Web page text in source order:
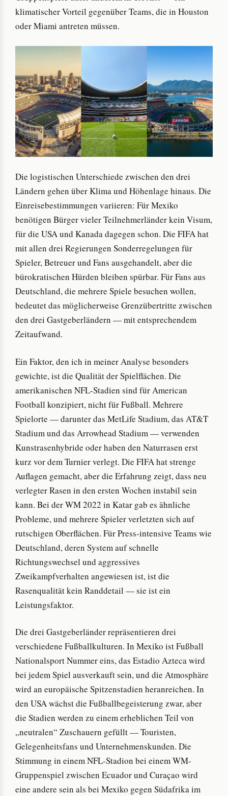
klimatischer Vorteil gegenüber Teams, die in Houston
oder Miami antreten müssen.
Die logistischen Unterschiede zwischen den drei
Ländern gehen über Klima und Höhenlage hinaus. Die
Einreisebestimmungen variieren: Für Mexiko
benötigen Bürger vieler Teilnehmerländer kein Visum,
für die USA und Kanada dagegen schon. Die FIFA hat
mit allen drei Regierungen Sonderregelungen für
Spieler, Betreuer und Fans ausgehandelt, aber die
bürokratischen Hürden bleiben spürbar. Für Fans aus
Deutschland, die mehrere Spiele besuchen wollen,
bedeutet das möglicherweise Grenzübertritte zwischen
den drei Gastgeberländern — mit entsprechendem
Zeitaufwand.
Ein Faktor, den ich in meiner Analyse besonders
gewichte, ist die Qualität der Spielflächen. Die
amerikanischen NFL-Stadien sind für American
Football konzipiert, nicht für Fußball. Mehrere
Spielorte — darunter das MetLife Stadium, das AT&T
Stadium und das Arrowhead Stadium — verwenden
Kunstrasenhybride oder haben den Naturrasen erst
kurz vor dem Turnier verlegt. Die FIFA hat strenge
Auflagen gemacht, aber die Erfahrung zeigt, dass neu
verlegter Rasen in den ersten Wochen instabil sein
kann. Bei der WM 2022 in Katar gab es ähnliche
Probleme, und mehrere Spieler verletzten sich auf
rutschigen Oberflächen. Für Press-intensive Teams wie
Deutschland, deren System auf schnelle
Richtungswechsel und aggressives
Zweikampfverhalten angewiesen ist, ist die
Rasenqualität kein Randdetail — sie ist ein
Leistungsfaktor.
Die drei Gastgeberländer repräsentieren drei
verschiedene Fußballkulturen. In Mexiko ist Fußball
Nationalsport Nummer eins, das Estadio Azteca wird
bei jedem Spiel ausverkauft sein, und die Atmosphäre
wird an europäische Spitzenstadien heranreichen. In
den USA wächst die Fußballbegeisterung zwar, aber
die Stadien werden zu einem erheblichen Teil von
„neutralen“ Zuschauern gefüllt — Touristen,
Gelegenheitsfans und Unternehmenskunden. Die
Stimmung in einem NFL-Stadion bei einem WM-
Gruppenspiel zwischen Ecuador und Curaçao wird
eine andere sein als bei Mexiko gegen Südafrika im